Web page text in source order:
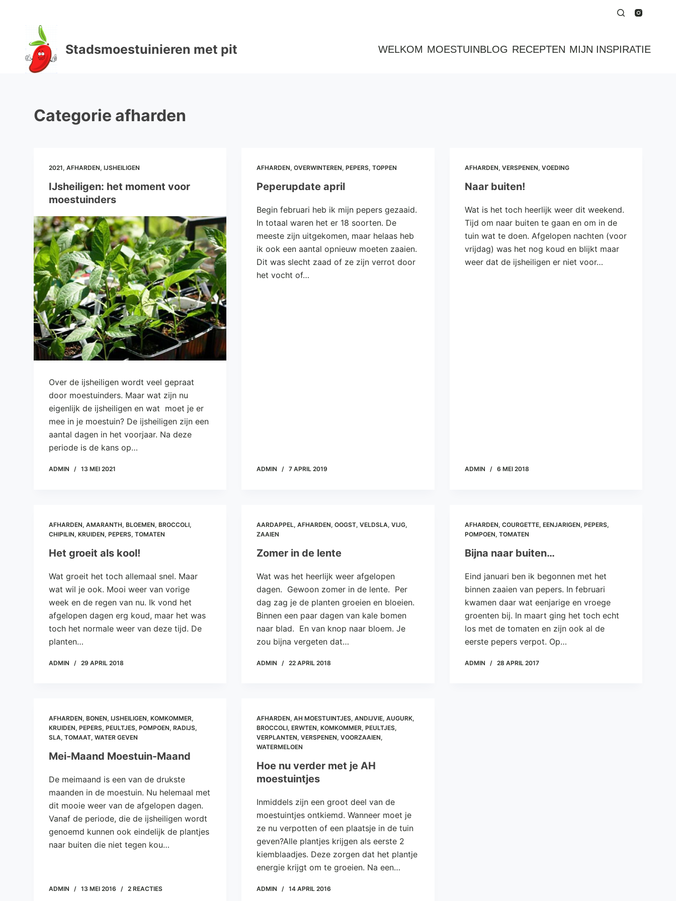
Stadsmoestuinieren met pit WELKOM MOESTUINBLOG RECEPTEN MIJN INSPIRATIE
Categorie afharden
2021,AFHARDEN,IJSHEILIGEN
IJsheiligen: het moment voor
moestuinders
Over de ijsheiligen wordt veel gepraat
door moestuinders. Maar wat zijn nu
eigenlijk de ijsheiligen en wat moet je er
mee in je moestuin? De ijsheiligen zijn een
aantal dagen in het voorjaar. Na deze
periode is de kans op…
ADMIN 13 MEI 2021
AFHARDEN,OVERWINTEREN,PEPERS,TOPPEN
Peperupdate april
Begin februari heb ik mijn pepers gezaaid.
In totaal waren het er 18 soorten. De
meeste zijn uitgekomen, maar helaas heb
ik ook een aantal opnieuw moeten zaaien.
Dit was slecht zaad of ze zijn verrot door
het vocht of…
ADMIN 7 APRIL 2019
AFHARDEN, VERSPENEN, VOEDING
Naar buiten!
Wat is het toch heerlijk weer dit weekend.
Tijd om naar buiten te gaan en om in de
tuin wat te doen. Afgelopen nachten (voor
vrijdag) was het nog koud en blijkt maar
weer dat de ijsheiligen er niet voor…
ADMIN 6 MEI 2018
AFHARDEN,AMARANTH,BLOEMEN,BROCCOLI,
CHIPILIN,KRUIDEN,PEPERS,TOMATEN
Het groeit als kool!
Wat groeit het toch allemaal snel. Maar
wat wil je ook. Mooi weer van vorige
week en de regen van nu. Ik vond het
afgelopen dagen erg koud, maar het was
toch het normale weer van deze tijd. De
planten…
ADMIN 29 APRIL 2018
AARDAPPEL,AFHARDEN,OOGST,VELDSLA,VIJG,
ZAAIEN
Zomer in de lente
Wat was het heerlijk weer afgelopen
dagen. Gewoon zomer in de lente. Per
dag zag je de planten groeien en bloeien.
Binnen een paar dagen van kale bomen
naar blad. En van knop naar bloem. Je
zou bijna vergeten dat…
ADMIN 22 APRIL 2018
AFHARDEN, COURGETTE, EENJARIGEN, PEPERS,
POMPOEN, TOMATEN
Bijna naar buiten…
Eind januari ben ik begonnen met het
binnen zaaien van pepers. In februari
kwamen daar wat eenjarige en vroege
groenten bij. In maart ging het toch echt
los met de tomaten en zijn ook al de
eerste pepers verpot. Op…
ADMIN 28 APRIL 2017
AFHARDEN,BONEN,IJSHEILIGEN,KOMKOMMER,
KRUIDEN,PEPERS,PEULTJES,POMPOEN,RADIJS,
SLA,TOMAAT,WATER GEVEN
Mei-Maand Moestuin-Maand
De meimaand is een van de drukste
maanden in de moestuin. Nu helemaal met
dit mooie weer van de afgelopen dagen.
Vanaf de periode, die de ijsheiligen wordt
genoemd kunnen ook eindelijk de plantjes
naar buiten die niet tegen kou…
ADMIN 13 MEI 2016 2 REACTIES
AFHARDEN,AH MOESTUINTJES,ANDIJVIE,AUGURK,
BROCCOLI,ERWTEN,KOMKOMMER,PEULTJES,
VERPLANTEN,VERSPENEN,VOORZAAIEN,
WATERMELOEN
Hoe nu verder met je AH
moestuintjes
Inmiddels zijn een groot deel van de
moestuintjes ontkiemd. Wanneer moet je
ze nu verpotten of een plaatsje in de tuin
geven?Alle plantjes krijgen als eerste 2
kiemblaadjes. Deze zorgen dat het plantje
energie krijgt om te groeien. Na een…
ADMIN 14 APRIL 2016